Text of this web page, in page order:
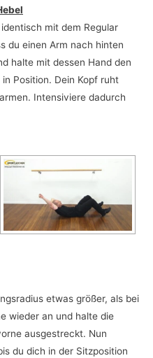
mit dem Regular
du einen Arm nach hinten
halte mit dessen Hand den
Position. Dein Kopf ruht
Intensiviere dadurch
etwas größer, als bei
wieder an und halte die
ausgestreckt. Nun
du dich in der Sitzposition